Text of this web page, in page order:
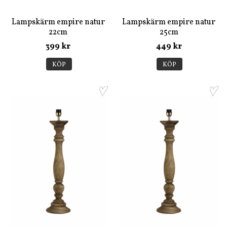
Lampskärm empire natur
22cm
399 kr
KÖP
Lampskärm empire natur
25cm
449 kr
KÖP